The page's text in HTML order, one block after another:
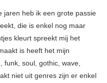
jaren heb ik een grote passie
die is enkel nog maar
kleurt spreekt mij het
is heeft het mijn
funk, soul, gothic, wave,
niet uit genres zijn er enkel